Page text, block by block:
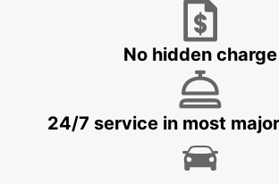
WAIBLINGEN
WAIBLINGEN - GERMANY
No hidden charge
24/7 service in most